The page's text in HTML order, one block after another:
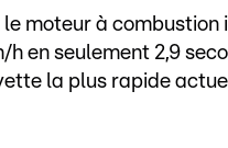
moteur à
en seulement 2,9
la plus rapide